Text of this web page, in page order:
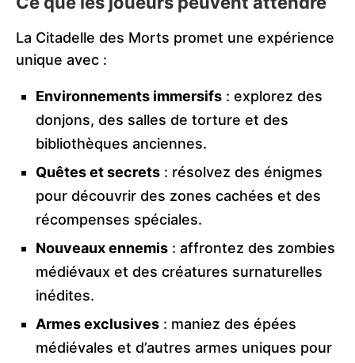
La Citadelle des Morts promet une expérience
unique avec :
Environnements immersifs : explorez des
donjons, des salles de torture et des
bibliothèques anciennes.
Quêtes et secrets : résolvez des énigmes
pour découvrir des zones cachées et des
récompenses spéciales.
Nouveaux ennemis : affrontez des zombies
médiévaux et des créatures surnaturelles
inédites.
Armes exclusives : maniez des épées
médiévales et d’autres armes uniques pour